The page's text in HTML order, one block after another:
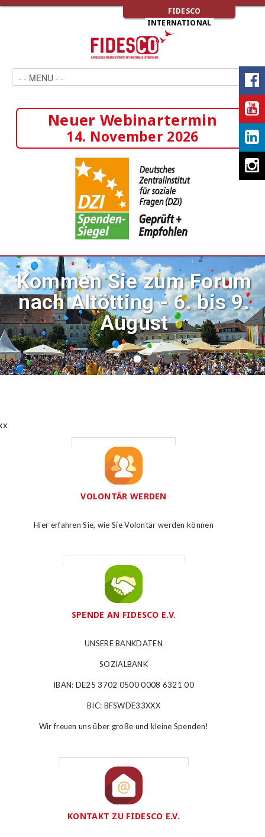
FIDESCO
INTERNATIONAL
Neuer Webinartermin
14. November 2026
Kommen Sie zum Forum
nach Altötting - 6. bis 9.
August
VOLONTÄR WERDEN
Hier erfahren Sie, wie Sie Volontär werden können
SPENDE AN FIDESCO E.V.
UNSERE BANKDATEN
SOZIALBANK
IBAN: DE25 3702 0500 0008 6321 00
BIC: BFSWDE33XXX
Wir freuen uns über große und kleine Spenden!
KONTAKT ZU FIDESCO E.V.